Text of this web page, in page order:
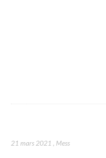
21 mars 2021 , Mess